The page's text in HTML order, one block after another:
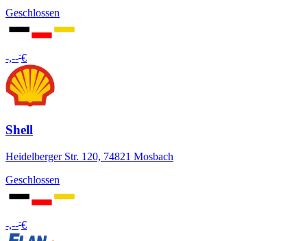
Geschlossen
-,---€
Shell
Heidelberger Str. 120, 74821 Mosbach
Geschlossen
-,---€